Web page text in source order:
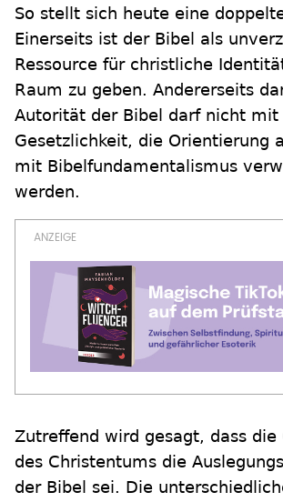
So stellt sich heute eine
Einerseits ist der Bibel als
Ressource für christliche
Raum zu geben. Andererseits
Autorität der Bibel darf nicht mit
Gesetzlichkeit, die Orientierung
mit Bibelfundamentalismus
werden.
Zutreffend wird gesagt, dass die
des Christentums die
der Bibel sei. Die